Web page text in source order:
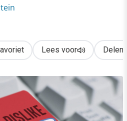
Lees voor Delen